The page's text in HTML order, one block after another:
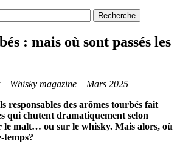
: mais où sont passés les
Whisky magazine – Mars 2025
responsables des arômes tourbés fait
qui chutent dramatiquement selon
le malt… ou sur le whisky. Mais alors, où
temps?